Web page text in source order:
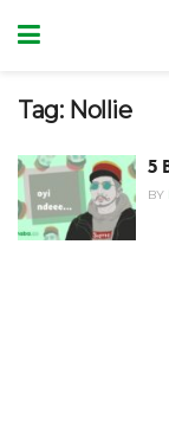
Tag: Nollie
5
BY